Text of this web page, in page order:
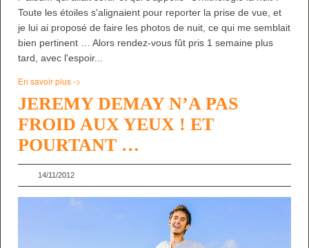
Toute les étoiles s'alignaient pour reporter la prise de vue, et
je lui ai proposé de faire les photos de nuit, ce qui me semblait
bien pertinent … Alors rendez-vous fût pris 1 semaine plus
tard, avec l'espoir...
En savoir plus ->
JEREMY DEMAY N’A PAS
FROID AUX YEUX ! ET
POURTANT …
14/11/2012